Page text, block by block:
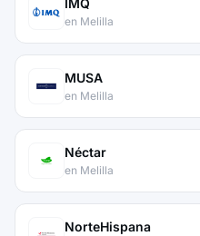
IMQ
en Melilla
MUSA
en Melilla
Néctar
en Melilla
NorteHispana